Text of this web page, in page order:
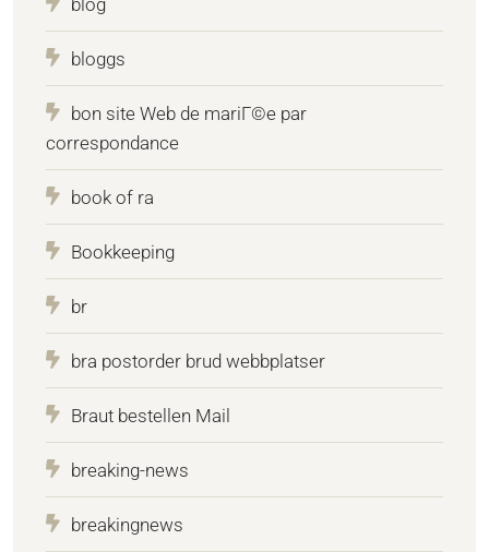
bloggs
bon site Web de mariГ©e par
correspondance
book of ra
Bookkeeping
br
bra postorder brud webbplatser
Braut bestellen Mail
breaking-news
breakingnews